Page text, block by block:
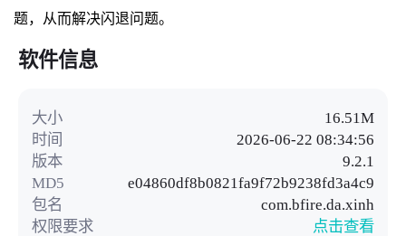
题，从而解决闪退问题。
软件信息
大小
16.51M
时间
2026-06-22 08:34:56
版本
9.2.1
MD5
e04860df8b0821fa9f72b9238fd3a4c9
包名
com.bfire.da.xinh
权限要求
点击查看